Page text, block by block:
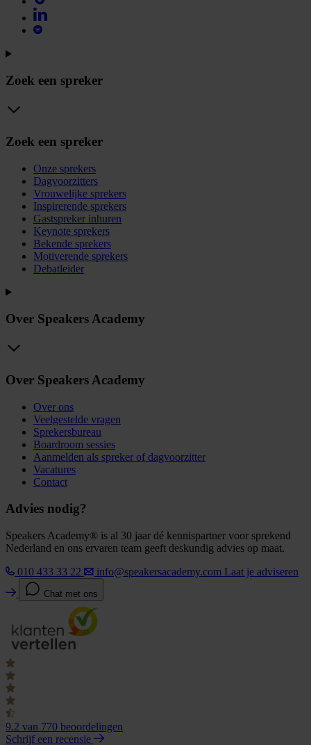
Zoek een spreker
Zoek een spreker
Onze sprekers
Dagvoorzitters
Vrouwelijke sprekers
Inspirerende sprekers
Gastspreker inhuren
Keynote sprekers
Bekende sprekers
Motiverende sprekers
Debatleider
Over Speakers Academy
Over Speakers Academy
Over ons
Veelgestelde vragen
Sprekersbureau
Boardroom sessies
Aanmelden als spreker of dagvoorzitter
Vacatures
Contact
Advies nodig?
Speakers Academy® is al 30 jaar dé kennispartner voor sprekend
Nederland en ons ervaren team geeft deskundig advies op maat.
010 433 33 22
info@speakersacademy.com Laat je adviseren
Chat met ons
9.2 van 770 beoordelingen
Schrijf een recensie